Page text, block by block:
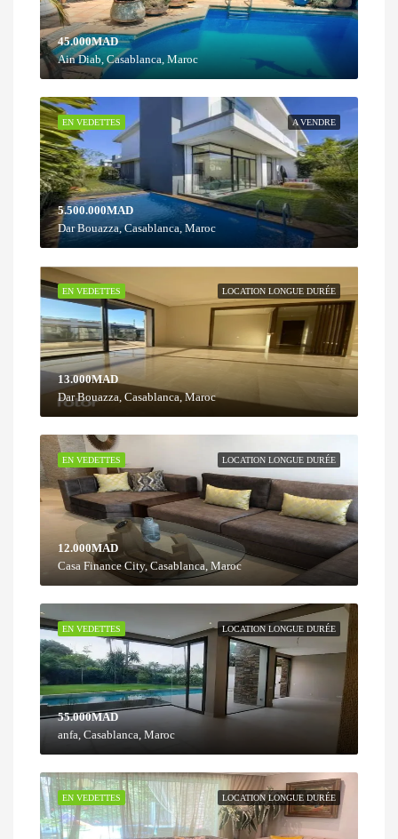
45.000MAD
Ain Diab, Casablanca, Maroc
A VENDRE
EN VEDETTES
5.500.000MAD
Dar Bouazza, Casablanca, Maroc
LOCATION LONGUE DURÉE
EN VEDETTES
13.000MAD
Dar Bouazza, Casablanca, Maroc
LOCATION LONGUE DURÉE
EN VEDETTES
12.000MAD
Casa Finance City, Casablanca, Maroc
LOCATION LONGUE DURÉE
EN VEDETTES
55.000MAD
anfa, Casablanca, Maroc
LOCATION LONGUE DURÉE
EN VEDETTES